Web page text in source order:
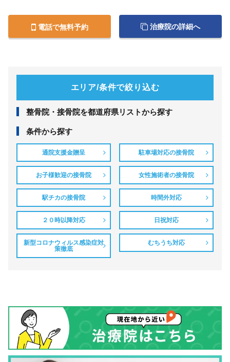
電話で無料予約 治療院の詳細へ
エリア/条件で絞り込む
整⾻院・接⾻院を都道府県リストから探す
条件から探す
通院支援金贈呈 駐車場対応の接骨院
お子様歓迎の接骨院 女性施術者の接骨院
駅チカの接骨院 時間外対応
２０時以降対応 日祝対応
新型コロナウィルス感染症対
策徹底
むちうち対応